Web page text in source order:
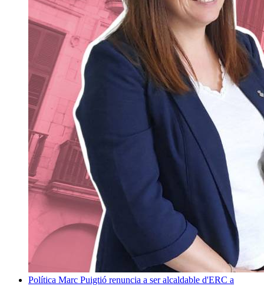
Política Marc Puigtió renuncia a ser alcaldable d'ERC a